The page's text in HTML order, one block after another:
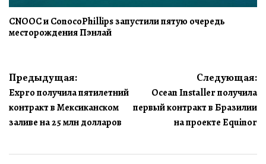
CNOOC и ConocoPhillips запустили пятую очередь
месторождения Пэнлай
Навигация
по
записям
Предыдущая:
Expro получила пятилетний
контракт в Мексиканском
заливе на 25 млн долларов
Следующая:
Ocean Installer получила
первый контракт в Бразилии
на проекте Equinor